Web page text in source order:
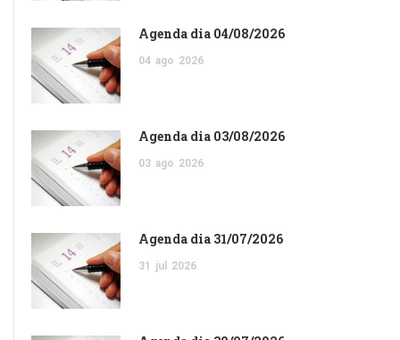
Agenda dia 04/08/2026
04 ago 2026
Agenda dia 03/08/2026
03 ago 2026
Agenda dia 31/07/2026
31 jul 2026